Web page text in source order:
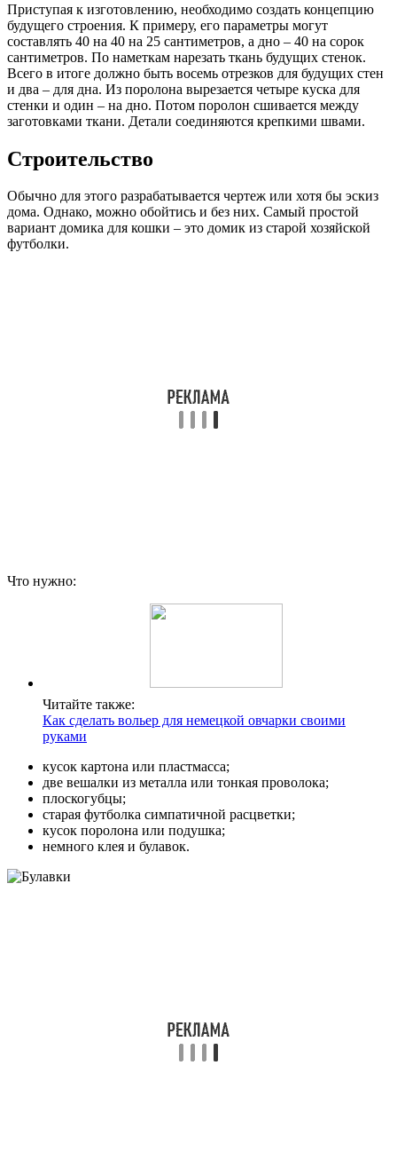
Приступая к изготовлению, необходимо создать концепцию
будущего строения. К примеру, его параметры могут
составлять 40 на 40 на 25 сантиметров, а дно – 40 на сорок
сантиметров. По наметкам нарезать ткань будущих стенок.
Всего в итоге должно быть восемь отрезков для будущих стен
и два – для дна. Из поролона вырезается четыре куска для
стенки и один – на дно. Потом поролон сшивается между
заготовками ткани. Детали соединяются крепкими швами.
Строительство
Обычно для этого разрабатывается чертеж или хотя бы эскиз
дома. Однако, можно обойтись и без них. Самый простой
вариант домика для кошки – это домик из старой хозяйской
футболки.
Что нужно:
Читайте также:
Как сделать вольер для немецкой овчарки своими
руками
кусок картона или пластмасса;
две вешалки из металла или тонкая проволока;
плоскогубцы;
старая футболка симпатичной расцветки;
кусок поролона или подушка;
немного клея и булавок.